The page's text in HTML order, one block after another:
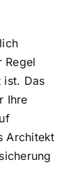
Regel
ist. Das
Ihre
Architekt